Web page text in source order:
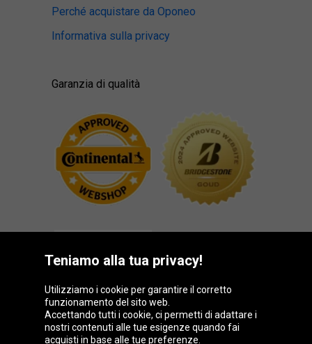
Perché acquistare da Oponeo
Informativa sulla privacy
Garanzia di qualità
Gruppo Oponeo
Teniamo alla tua privacy!
Utilizziamo i cookie per garantire il corretto
funzionamento del sito web.
Accettando tutti i cookie, ci permetti di adattare i
nostri contenuti alle tue esigenze quando fai
acquisti in base alle tue preferenze.